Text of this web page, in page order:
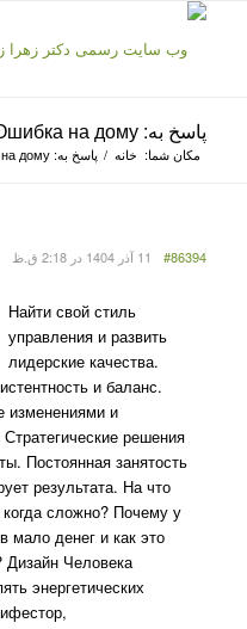
پاسخ به: Клиника КарелМед Центр. Ошибка на дому
مکان شما: خانه / پاسخ به: Клиника КарелМед Центр. Ошибка на дому...
11 آذر 1404 در 2:18 ق.ظ #86394
Найти свой стиль
управления и развить
лидерские качества.
и баланс.
изменениями и
решения
Постоянная занятость
результата. На что
когда сложно? Почему у
мало денег и как это
Дизайн Человека
энергетических